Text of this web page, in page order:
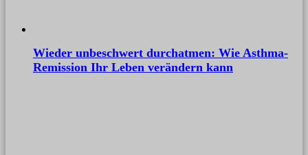
Wieder unbeschwert durchatmen: Wie Asthma-
Remission Ihr Leben verändern kann